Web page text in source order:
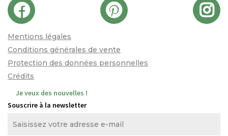
Mentions légales
Conditions générales de vente
Protection des données personnelles
Crédits
Je veux des nouvelles !
Souscrire à la newsletter